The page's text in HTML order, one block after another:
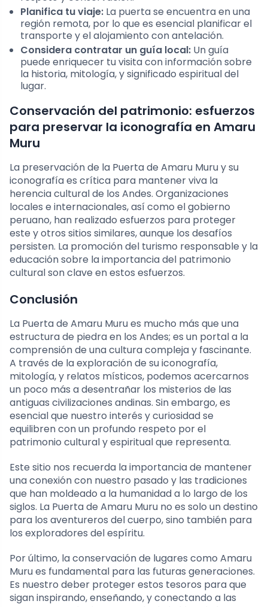
Planifica tu viaje: La puerta se encuentra en una
región remota, por lo que es esencial planificar el
transporte y el alojamiento con antelación.
Considera contratar un guía local: Un guía
puede enriquecer tu visita con información sobre
la historia, mitología, y significado espiritual del
lugar.
Conservación del patrimonio: esfuerzos
para preservar la iconografía en Amaru
Muru
La preservación de la Puerta de Amaru Muru y su
iconografía es crítica para mantener viva la
herencia cultural de los Andes. Organizaciones
locales e internacionales, así como el gobierno
peruano, han realizado esfuerzos para proteger
este y otros sitios similares, aunque los desafíos
persisten. La promoción del turismo responsable y la
educación sobre la importancia del patrimonio
cultural son clave en estos esfuerzos.
Conclusión
La Puerta de Amaru Muru es mucho más que una
estructura de piedra en los Andes; es un portal a la
comprensión de una cultura compleja y fascinante.
A través de la exploración de su iconografía,
mitología, y relatos místicos, podemos acercarnos
un poco más a desentrañar los misterios de las
antiguas civilizaciones andinas. Sin embargo, es
esencial que nuestro interés y curiosidad se
equilibren con un profundo respeto por el
patrimonio cultural y espiritual que representa.
Este sitio nos recuerda la importancia de mantener
una conexión con nuestro pasado y las tradiciones
que han moldeado a la humanidad a lo largo de los
siglos. La Puerta de Amaru Muru no es solo un destino
para los aventureros del cuerpo, sino también para
los exploradores del espíritu.
Por último, la conservación de lugares como Amaru
Muru es fundamental para las futuras generaciones.
Es nuestro deber proteger estos tesoros para que
sigan inspirando, enseñando, y conectando a las